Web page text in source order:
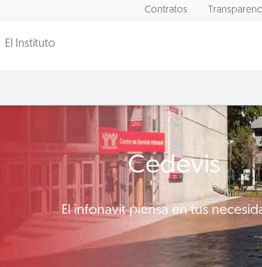
Contratos
El Instituto
Cedevis
El infonavit piensa en tus